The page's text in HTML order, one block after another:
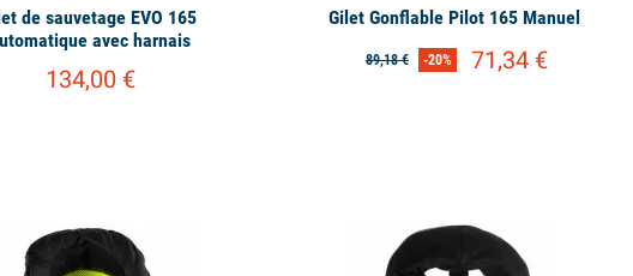
de sauvetage EVO 165
avec harnais
134,00 €
Gilet Gonflable Pilot 165 Manuel
89,18 € -20% 71,34 €